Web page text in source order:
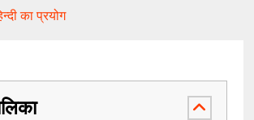
का प्रयोग